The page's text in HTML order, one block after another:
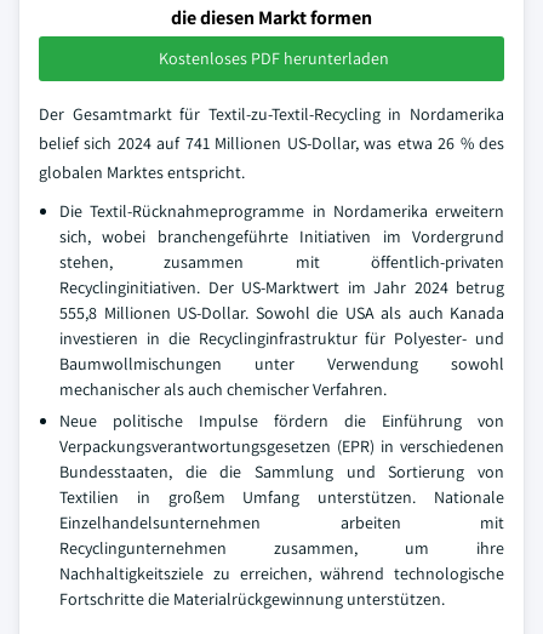
die diesen Markt formen
Kostenloses PDF herunterladen
Der Gesamtmarkt für Textil-zu-Textil-Recycling in Nordamerika
belief sich 2024 auf 741 Millionen US-Dollar, was etwa 26 % des
globalen Marktes entspricht.
Die Textil-Rücknahmeprogramme in Nordamerika erweitern
sich, wobei branchengeführte Initiativen im Vordergrund
stehen, zusammen mit öffentlich-privaten
Recyclinginitiativen. Der US-Marktwert im Jahr 2024 betrug
555,8 Millionen US-Dollar. Sowohl die USA als auch Kanada
investieren in die Recyclinginfrastruktur für Polyester- und
Baumwollmischungen unter Verwendung sowohl
mechanischer als auch chemischer Verfahren.
Neue politische Impulse fördern die Einführung von
Verpackungsverantwortungsgesetzen (EPR) in verschiedenen
Bundesstaaten, die die Sammlung und Sortierung von
Textilien in großem Umfang unterstützen. Nationale
Einzelhandelsunternehmen arbeiten mit
Recyclingunternehmen zusammen, um ihre
Nachhaltigkeitsziele zu erreichen, während technologische
Fortschritte die Materialrückgewinnung unterstützen.